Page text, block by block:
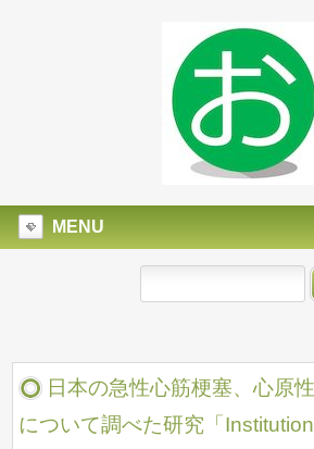
MENU
日本の急性心筋梗塞、心原
について調べた研究「